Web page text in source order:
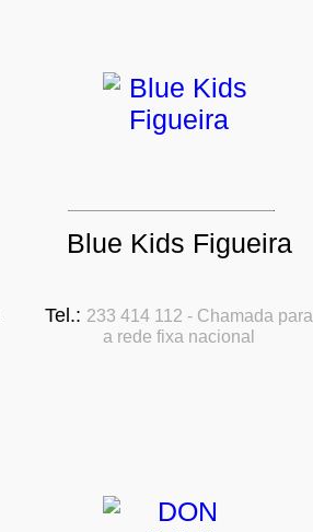
Blue Kids Figueira
Tel.: 233 414 112 - Chamada para
a rede fixa nacional